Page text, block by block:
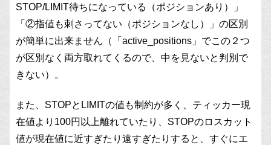
STOP/LIMIT待ちになっている（ポジションあり）」
「②指値も刺さってない（ポジションなし）」の区別
が簡単に出来ません（「active_positions」でこの２つ
が区別なく両方取れてくるので、中を見ないと判別で
きない）。
また、STOPとLIMITの値も制約が多く、ティッカー現
在値より100円以上離れていたり、STOPのロスカット
値が現在値に近すぎたり遠すぎたりすると、すぐにエ